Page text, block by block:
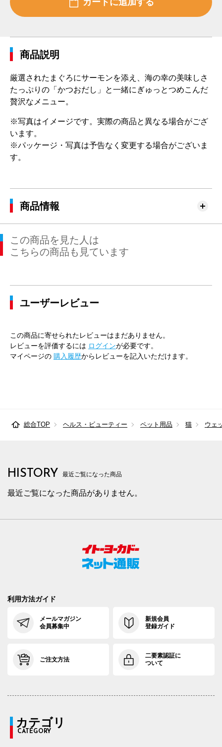
商品説明
厳選されたまぐろにサーモンを添え、海の幸の美味しさ
たっぷりの「かつおだし」と一緒にぎゅっとつめこんだ
贅沢なメニュー。
※写真はイメージです。実際の商品と異なる場合がござ
います。
※パッケージ・写真は予告なく変更する場合がございま
す。
商品情報
この商品を見た人は
こちらの商品も見ています
ユーザーレビュー
この商品に寄せられたレビューはまだありません。
レビューを評価するには ログインが必要です。
マイページの 購入履歴からレビューを記入いただけます。
総合TOP ヘルス・ビューティー ペット用品 猫 ウェ
HISTORY 最近ご覧になった商品
最近ご覧になった商品がありません。
利用方法ガイド
メールマガジン
会員募集中
新規会員
登録ガイド
ご注文方法
二要素認証に
ついて
カテゴリ
CATEGORY